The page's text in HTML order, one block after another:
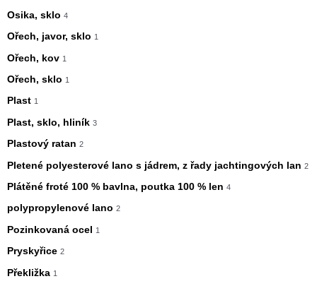
Osika, sklo 4
Ořech, javor, sklo 1
Ořech, kov 1
Ořech, sklo 1
Plast 1
Plast, sklo, hliník 3
Plastový ratan 2
Pletené polyesterové lano s jádrem, z řady jachtingových lan 2
Plátěné froté 100 % bavlna, poutka 100 % len 4
polypropylenové lano 2
Pozinkovaná ocel 1
Pryskyřice 2
Překližka 1